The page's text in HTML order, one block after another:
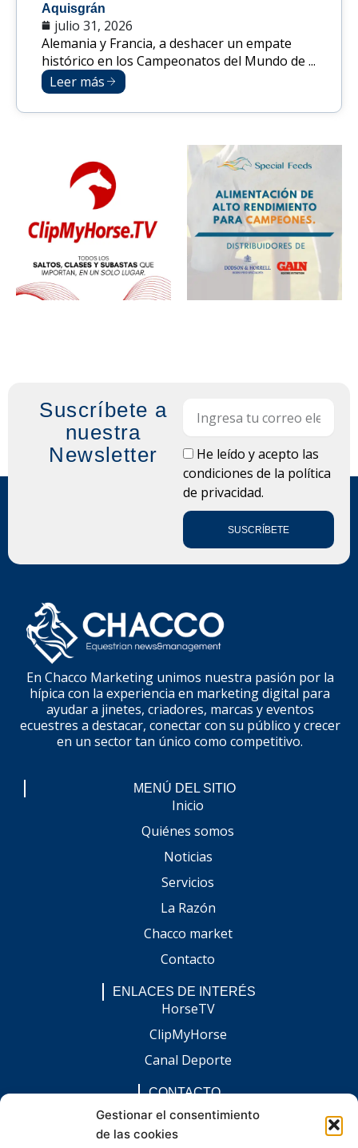
Gestionar el consentimiento
de las cookies
Aquisgrán
julio 31, 2026
Alemania y Francia, a deshacer un empate
histórico en los Campeonatos del Mundo de ...
Leer más
Suscríbete a
nuestra
Newsletter
LOPDHe leído y acepto las
condiciones de la política
de privacidad.
SUSCRÍBETE
En Chacco Marketing unimos nuestra pasión por la
hípica con la experiencia en marketing digital para
ayudar a jinetes, criadores, marcas y eventos
ecuestres a destacar, conectar con su público y crecer
en un sector tan único como competitivo.
MENÚ DEL SITIO
Inicio
Quiénes somos
Noticias
Servicios
La Razón
Chacco market
Contacto
ENLACES DE INTERÉS
HorseTV
ClipMyHorse
Canal Deporte
CONTACTO
comunicacion@chaccoinfo.com
Presentes en todo el ámbito nacional